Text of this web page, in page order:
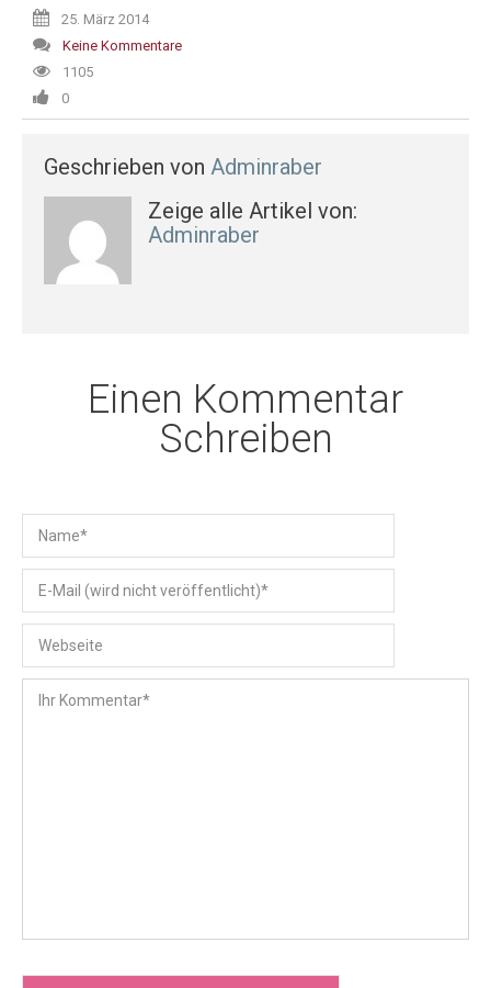
25. März 2014
Keine Kommentare
1105
0
Geschrieben von Adminraber
Zeige alle Artikel von:
Adminraber
Einen Kommentar
Schreiben